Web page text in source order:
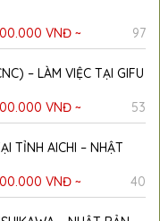
VNĐ ~ 97
– LÀM VIỆC TẠI GIFU
VNĐ ~ 53
TỈNH AICHI – NHẬT
VNĐ ~ 40